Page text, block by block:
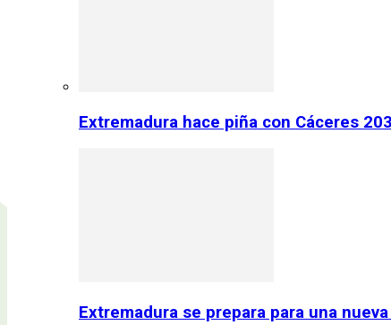
Extremadura hace piña con Cáceres
Extremadura se prepara para una